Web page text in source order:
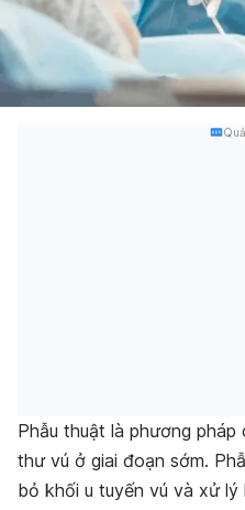
Phẫu thuật là phương
thư vú ở giai đoạn sớm.
bỏ khối u tuyến vú và xử lý